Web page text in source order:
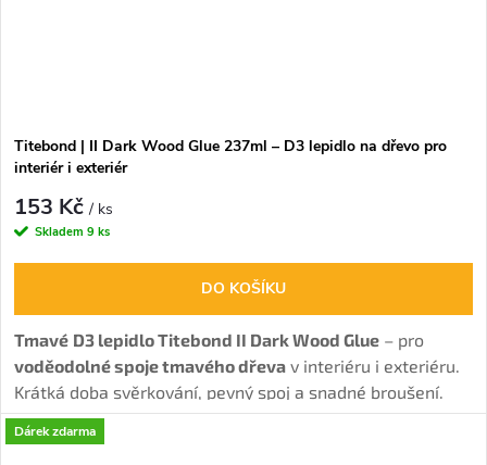
Titebond | II Dark Wood Glue 237ml – D3 lepidlo na dřevo pro
interiér i exteriér
153 Kč/ ks
Skladem 9 ks
DO KOŠÍKU
Tmavé D3 lepidlo Titebond II Dark Wood Glue – pro
voděodolné spoje tmavého dřeva v interiéru i exteriéru.
Krátká doba svěrkování, pevný spoj a snadné broušení.
Dárek zdarma